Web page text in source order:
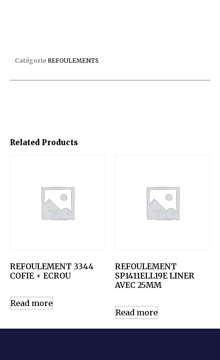
Related Products
REFOULEMENT 3344
COFIE + ECROU
Read more
REFOULEMENT
SP1411ELL19E LINER
AVEC 25MM
Read more
Catégorie REFOULEMENTS